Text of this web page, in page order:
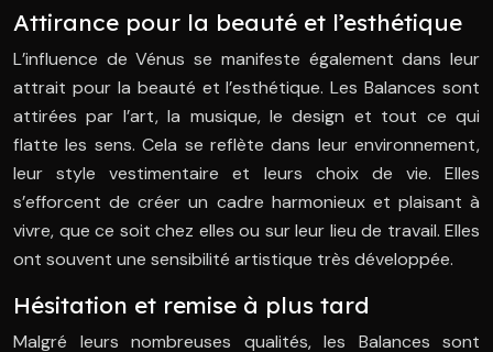
Attirance pour la beauté et l’esthétique
L’influence de Vénus se manifeste également dans leur
attrait pour la beauté et l’esthétique. Les Balances sont
attirées par l’art, la musique, le design et tout ce qui
flatte les sens. Cela se reflète dans leur environnement,
leur style vestimentaire et leurs choix de vie. Elles
s’efforcent de créer un cadre harmonieux et plaisant à
vivre, que ce soit chez elles ou sur leur lieu de travail. Elles
ont souvent une sensibilité artistique très développée.
Hésitation et remise à plus tard
Malgré leurs nombreuses qualités, les Balances sont